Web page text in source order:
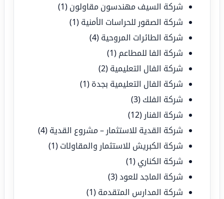
شركة السيف مهندسون مقاولون (1)
شركة الصقور للحراسات الأمنية (1)
شركة الطائرات المروحية (4)
شركة الفا للمطاعم (1)
شركة الفال التعليمية (2)
شركة الفال التعليمية بجدة (1)
شركة الفلك (3)
شركة الفنار (12)
شركة القدية للاستثمار – مشروع القدية (4)
شركة الكبريش للاستثمار والمقاولات (1)
شركة الكناري (1)
شركة الماجد للعود(3)
شركة المدارس المتقدمة (1)